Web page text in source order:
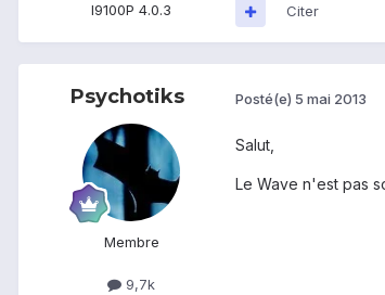
I9100P 4.0.3
Citer
Psychotiks
Membre
9,7k
Posté(e) 5 mai 2013
Salut,
Le Wave n'est pas